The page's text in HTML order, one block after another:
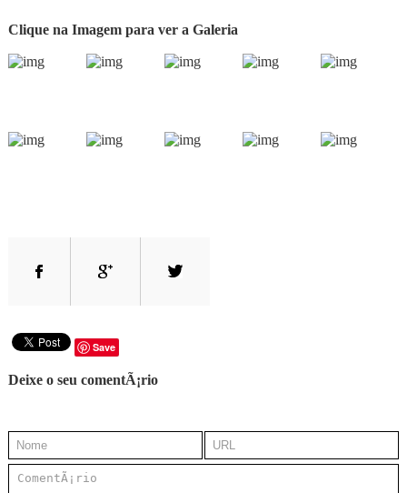
Clique na Imagem para ver a Galeria
Save
Deixe o seu comentÃ¡rio